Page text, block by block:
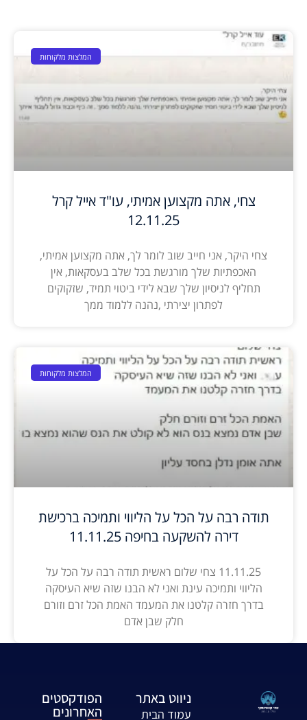
המלצות מלקוחות
צחי, אתה מקצוען אמיתי, עו"ד אייל קרל
12.11.25
צחי היקר, אני חייב שוב לומר לך, אתה מקצוען אמיתי,
האכפתיות שלך מורגשת בכל שלב בעסקאות, אין
תחליף לניסיון שלך שבא לידי ביטוי תמיד, שזקוקים
לפתרון יצירתי ,נהנה ללמוד ממך
המלצות מלקוחות
תודה רבה על הכל על הליווי ותמיכה ברכישת
דירה להשקעה בחיפה 11.11.25
11.11.25 צחי שלום ראשית תודה רבה על הכל על
הליווי ותמיכה עינת ואני לא הבנו שזה שיא העיסקה
בדרך חזרה קלטנו את המעמד האמת הכל זרם וזורם
חלק שבן אדם
ניווט באתר
עמוד הבית
הפודקסטים
האחרונים